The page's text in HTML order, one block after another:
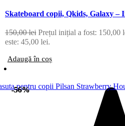
Skateboard copii, Qkids, Galaxy –
150,00lei Prețul inițial a fost: 150,00
este: 45,00 lei.
Adaugă în coș
-56%
-56%